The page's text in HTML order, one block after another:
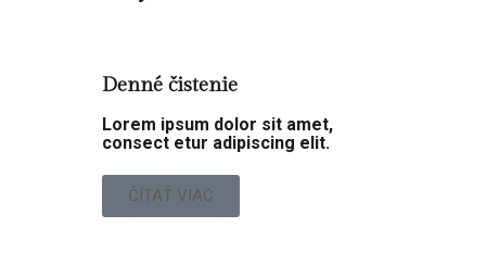
Denné čistenie
Lorem ipsum dolor sit amet,
consect etur adipiscing elit.
ČÍTAŤ VIAC